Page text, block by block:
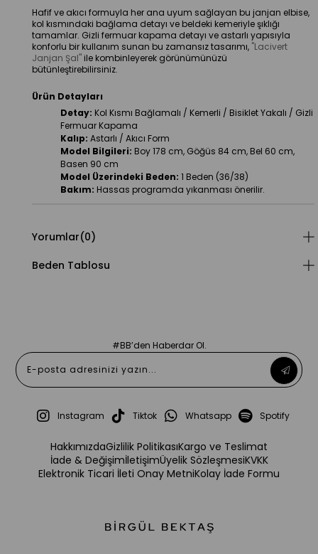
Hafif ve akıcı formuyla her ana uyum sağlayan bu janjan elbise,
kol kısmındaki bağlama detayı ve beldeki kemeriyle şıklığı
tamamlar. Gizli fermuar kapama detayı ve astarlı yapısıyla
konforlu bir kullanım sunan bu zamansız tasarımı, "Lacivert
Janjan Şal" ile kombinleyerek görünümünüzü
bütünleştirebilirsiniz.
Ürün Detayları
Detay: Kol Kısmı Bağlamalı / Kemerli / Bisiklet Yakalı / Gizli
Fermuar Kapama
Kalıp: Astarlı / Akıcı Form
Model Bilgileri: Boy 178 cm, Göğüs 84 cm, Bel 60 cm,
Basen 90 cm
Model Üzerindeki Beden: 1 Beden (36/38)
Bakım: Hassas programda yıkanması önerilir.
Yorumlar(0)
Beden Tablosu
#BB’den Haberdar Ol.
Instagram Tiktok Whatsapp Spotify
HakkımızdaGizlilik PolitikasıKargo ve Teslimat
İade & DeğişimİletişimÜyelik SözleşmesiKVKK
Elektronik Ticari İleti Onay MetniKolay İade Formu